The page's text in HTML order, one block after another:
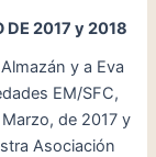
DE 2017 y 2018
y a Eva
EM/SFC,
de 2017 y
Asociación